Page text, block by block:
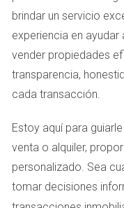
puede ser una
prácticos que
1. Inversión en
María decidió
si podría generar
gastos. Sin embargo,
agentes locales,
casi todo el año.
brindar un servicio
experiencia en
vender propiedades
transparencia,
cada transacción.
Estoy aquí para
venta o alquiler,
personalizado. Sea
tomar decisiones